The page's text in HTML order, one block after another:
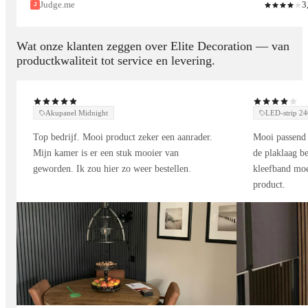
Marmerlook wandpanelen
Betonlook wandpanelen
De hoogwaardige afwerking en realistische structuren zorgen
voor een luxe uitstraling die nauwelijks van echte materialen te
onderscheiden is.
Eenvoudige montage zonder breekwerk
Geen ingewikkelde verbouwing of professioneel gereedschap
nodig. De panelen zijn ontworpen voor snelle en eenvoudige
montage.
J Judge.me
Wat onze klanten zeggen over Elite Decoration — van
productkwaliteit tot service en levering.
Akupanel Midnight
Top bedrijf. Mooi product zeker een aanrader.
Mijn kamer is er een stuk mooier van
geworden. Ik zou hier zo weer bestellen.
LED-strip
Mooi
de plaklaag
kleefband
product.